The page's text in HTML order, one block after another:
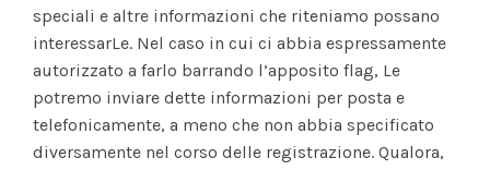
speciali e altre informazioni che riteniamo possano
interessarLe. Nel caso in cui ci abbia espressamente
autorizzato a farlo barrando l’apposito flag, Le
potremo inviare dette informazioni per posta e
telefonicamente, a meno che non abbia specificato
diversamente nel corso delle registrazione. Qualora,